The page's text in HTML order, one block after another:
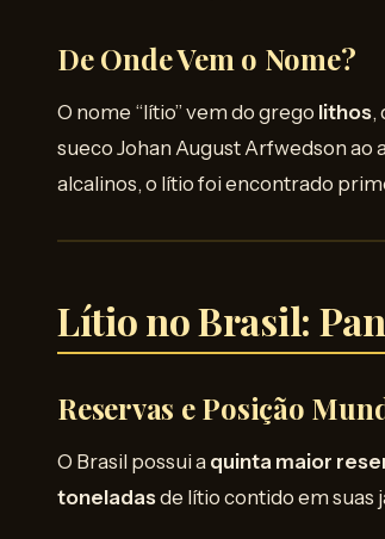
De Onde Vem o Nome?
O nome “lítio” vem do grego lithos,
sueco Johan August Arfwedson
alcalinos, o lítio foi encontrado
Lítio no Brasil:
Reservas e Posição
O Brasil possui a quinta maior
toneladasde lítio contido em suas